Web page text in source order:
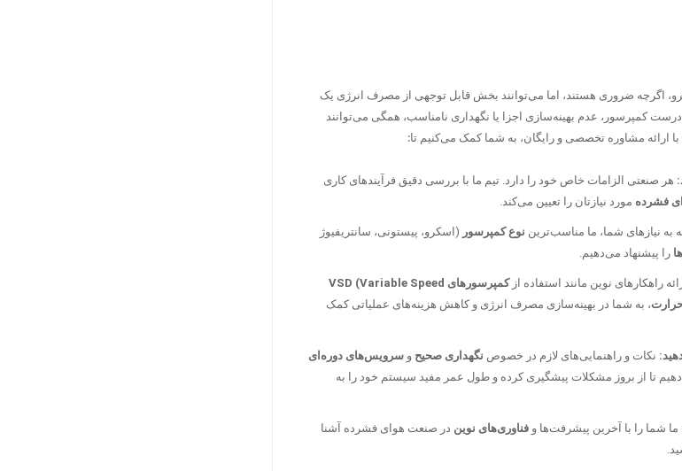
اگرچه ضروری هستند، اما می‌توانند بخش قابل توجهی از مصرف انرژی یک
کمپرسور، عدم بهینه‌سازی اجزا یا نگهداری نامناسب، همگی می‌توانند
ارائه مشاوره تخصصی و رایگان، به شما کمک می‌کنیم تا:
هر صنعتی الزامات خاص خود را دارد. تیم ما با بررسی دقیق فرآیندهای کاری
فشرده مورد نیازتان را تعیین می‌کند.
به نیازهای شما، ما مناسب‌ترین نوع کمپرسور (اسکرو، پیستونی، سانتریفیوژ
را پیشنهاد می‌دهیم.
راهکارهای نوین مانند استفاده از
کمپرسورهای VSD (Variable Speed
حرارت، به شما در بهینه‌سازی مصرف انرژی و کاهش هزینه‌های عملیاتی کمک
نکات و راهنمایی‌های لازم در خصوص نگهداری صحیح و سرویس‌های دوره‌ای
تا از بروز مشکلات پیشگیری کرده و طول عمر مفید سیستم خود را به
ما شما را با آخرین پیشرفت‌ها و فناوری‌های نوین در صنعت هوای فشرده آشنا